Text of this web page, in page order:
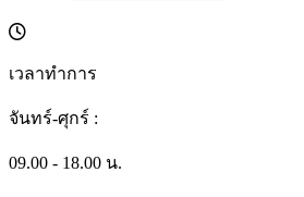
เวลาทำการ
จันทร์-ศุกร์ :
09.00 - 18.00 น.